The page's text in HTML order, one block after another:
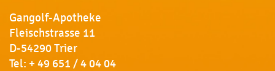
Gangolf-Apotheke
Fleischstrasse 11
D-54290 Trier
Tel: + 49 651 / 4 04 04